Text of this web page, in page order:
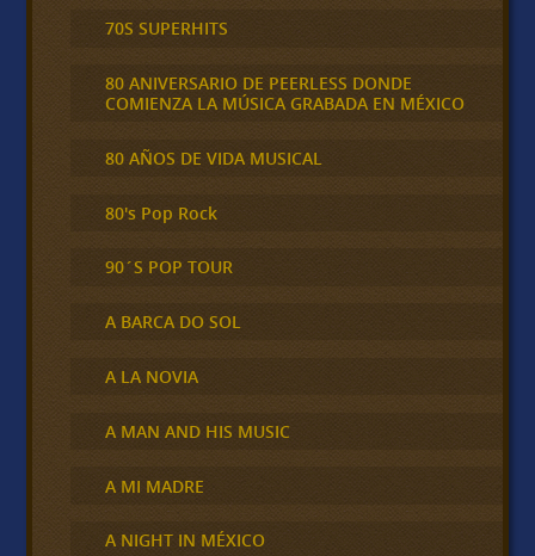
70S SUPERHITS
80 ANIVERSARIO DE PEERLESS DONDE
COMIENZA LA MÚSICA GRABADA EN MÉXICO
80 AÑOS DE VIDA MUSICAL
80's Pop Rock
90´S POP TOUR
A BARCA DO SOL
A LA NOVIA
A MAN AND HIS MUSIC
A MI MADRE
A NIGHT IN MÉXICO